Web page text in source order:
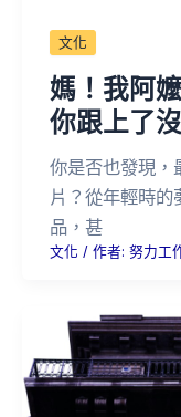
文化
媽！我阿
你跟上了
你是否也發現，
片？從年輕時
品，甚
文化 / 作者: 努力工